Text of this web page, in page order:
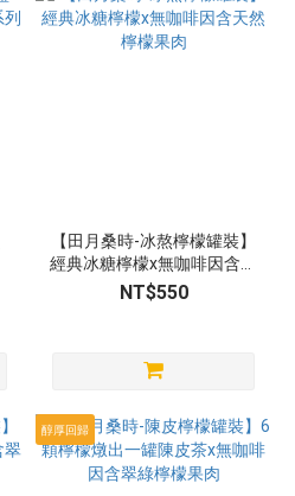
【田月桑時-冰熬檸檬罐裝】
經典冰糖檸檬x無咖啡因含天
然檸檬果肉
NT$550
醇厚回歸